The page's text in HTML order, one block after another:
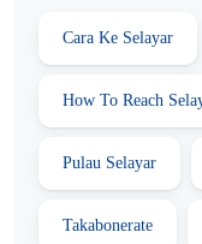
Cara Ke Selayar
How To Reach
Pulau Selayar
Takabonerate